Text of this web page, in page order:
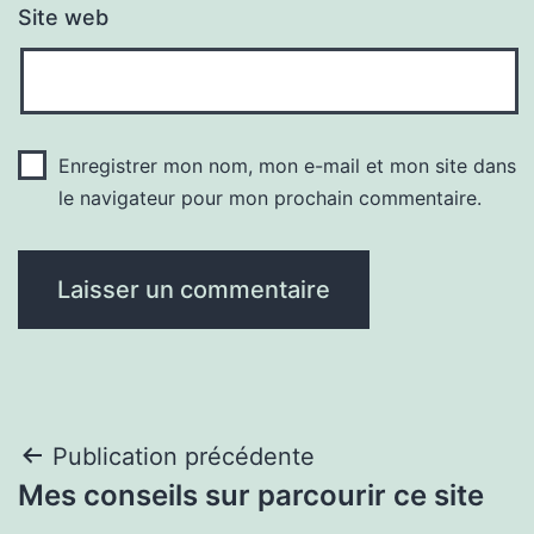
Site web
Enregistrer mon nom, mon e-mail et mon site dans
le navigateur pour mon prochain commentaire.
Navigation
de
Publication précédente
Mes conseils sur parcourir ce site